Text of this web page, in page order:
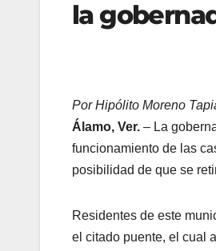
la
Por Hipólito Moreno
Álamo, Ver. – La
funcionamiento de las
posibilidad de que se
Residentes de este
el citado puente, el cual